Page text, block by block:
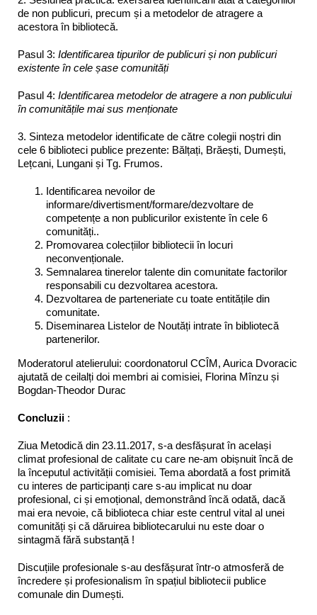
de non publicuri, precum și a metodelor de atragere a
acestora în bibliotecă.
Pasul 3: Identificarea tipurilor de publicuri și non publicuri
existente în cele șase comunități
Pasul 4: Identificarea metodelor de atragere a non publicului
în comunitățile mai sus menționate
3. Sinteza metodelor identificate de către colegii noștri din
cele 6 biblioteci publice prezente: Bălțați, Brăești, Dumești,
Lețcani, Lungani și Tg. Frumos.
Identificarea nevoilor de
informare/divertisment/formare/dezvoltare de
competențe a non publicurilor existente în cele 6
comunități..
Promovarea colecțiilor bibliotecii în locuri
neconvenționale.
Semnalarea tinerelor talente din comunitate factorilor
responsabili cu dezvoltarea acestora.
Dezvoltarea de parteneriate cu toate entitățile din
comunitate.
Diseminarea Listelor de Noutăți intrate în bibliotecă
partenerilor.
Moderatorul atelierului: coordonatorul CCÎM, Aurica Dvoracic
ajutată de ceilalți doi membri ai comisiei, Florina Mînzu și
Bogdan-Theodor Durac
Concluzii :
Ziua Metodică din 23.11.2017, s-a desfășurat în același
climat profesional de calitate cu care ne-am obișnuit încă de
la începutul activității comisiei. Tema abordată a fost primită
cu interes de participanți care s-au implicat nu doar
profesional, ci și emoțional, demonstrând încă odată, dacă
mai era nevoie, că biblioteca chiar este centrul vital al unei
comunități și că dăruirea bibliotecarului nu este doar o
sintagmă fără substanță !
Discuțiile profesionale s-au desfășurat într-o atmosferă de
încredere și profesionalism în spațiul bibliotecii publice
comunale din Dumești.